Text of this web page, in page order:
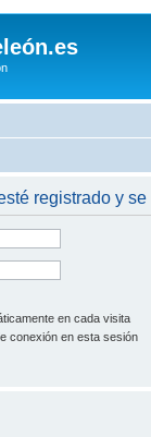
registrado y
en cada visita
conexión en esta sesión